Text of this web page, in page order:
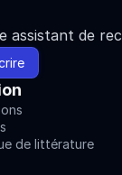
assistant de
de littérature